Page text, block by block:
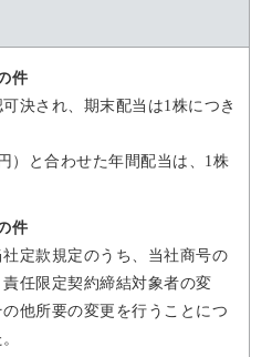
件
決され、期末配当は1株につき
）と合わせた年間配当は、1株
件
定款規定のうち、当社商号の
任限定契約締結対象者の変
他所要の変更を行うことにつ